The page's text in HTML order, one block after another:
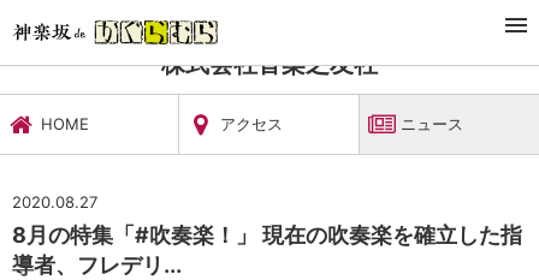
文化施設・ギャラリー
株式会社音楽之友社
HOME アクセス ニュース
2020.08.27
8月の特集「#吹奏楽！」 現在の吹奏楽を確立した指
導者、フレデリ...